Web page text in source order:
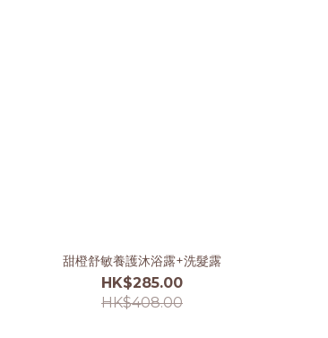
甜橙舒敏養護沐浴露+洗髮露
HK$285.00
HK$408.00